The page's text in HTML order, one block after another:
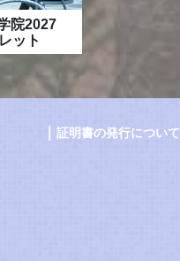
院2027
ット
証明書の発行について